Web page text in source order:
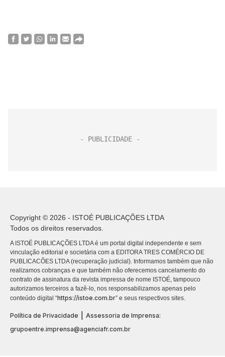
Copyright © 2026 - ISTOÉ PUBLICAÇÕES LTDA
Todos os direitos reservados.
A ISTOÉ PUBLICAÇÕES LTDA é um portal digital independente e sem
vinculação editorial e societária com a EDITORA TRES COMÉRCIO DE
PUBLICACÕES LTDA (recuperação judicial). Informamos também que não
realizamos cobranças e que também não oferecemos cancelamento do
contrato de assinatura da revista impressa de nome ISTOÉ, tampouco
autorizamos terceiros a fazê-lo, nos responsabilizamos apenas pelo
conteúdo digital “https://istoe.com.br” e seus respectivos sites.
Política de Privacidade | Assessoria de Imprensa:
grupoentre.imprensa@agenciafr.com.br